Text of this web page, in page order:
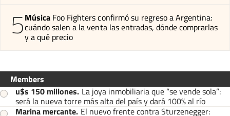
5Música Foo Fighters confirmó su regreso a Argentina:
cuándo salen a la venta las entradas, dónde comprarlas
y a qué precio
Members
u$s 150 millones. La joya inmobiliaria que “se vende sola”:
será la nueva torre más alta del país y dará 100% al río
Marina mercante. El nuevo frente contra Sturzenegger: